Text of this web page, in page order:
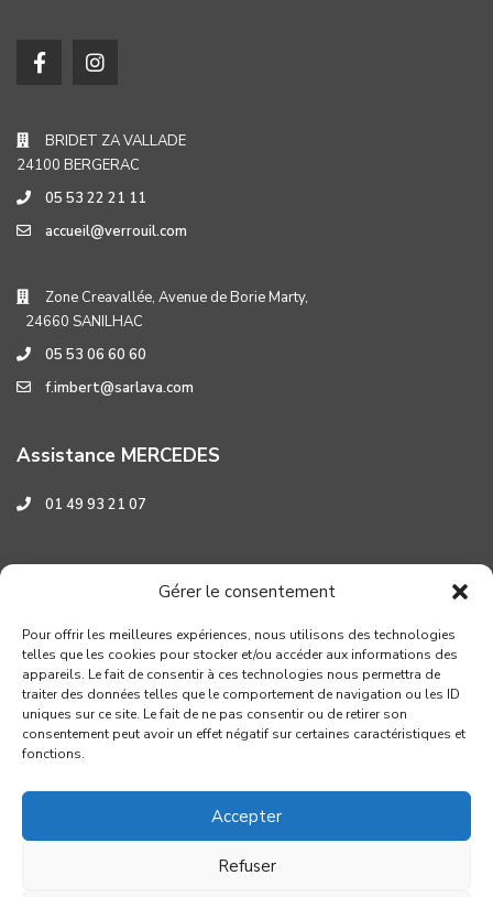
Gérer le consentement
Pour offrir les meilleures expériences, nous utilisons des technologies
telles que les cookies pour stocker et/ou accéder aux informations des
appareils. Le fait de consentir à ces technologies nous permettra de
traiter des données telles que le comportement de navigation ou les ID
uniques sur ce site. Le fait de ne pas consentir ou de retirer son
consentement peut avoir un effet négatif sur certaines caractéristiques et
fonctions.
Accepter
Refuser
BRIDET ZA VALLADE
24100 BERGERAC
05 53 22 21 11
accueil@verrouil.com
Zone Creavallée, Avenue de Borie Marty,
24660 SANILHAC
05 53 06 60 60
f.imbert@sarlava.com
Assistance MERCEDES
01 49 93 21 07
Assistance HYUNDAI